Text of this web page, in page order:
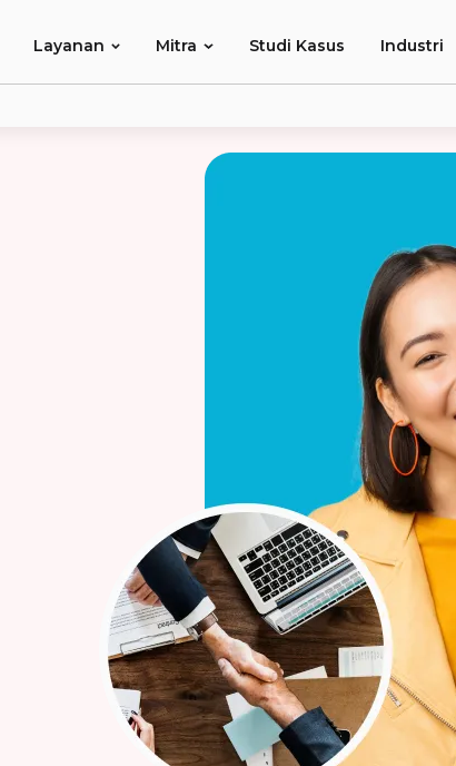
Layanan Mitra Studi Kasus Industri